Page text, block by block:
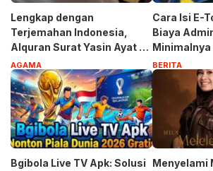
Lengkap dengan
Terjemahan Indonesia,
Alquran Surat Yasin Ayat 1-
83
AGAMA
Cara Isi E-
Biaya
Minimalnya
BERITA
Bgibola Live TV Apk: Solusi
Menyelami